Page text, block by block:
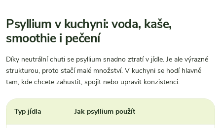
Psyllium v kuchyni: voda, kaše,
smoothie i pečení
Díky neutrální chuti se psyllium snadno ztratí v jídle. Je ale výrazné
strukturou, proto stačí malé množství. V kuchyni se hodí hlavně
tam, kde chcete zahustit, spojit nebo upravit konzistenci.
Typ jídla Jak psyllium použít